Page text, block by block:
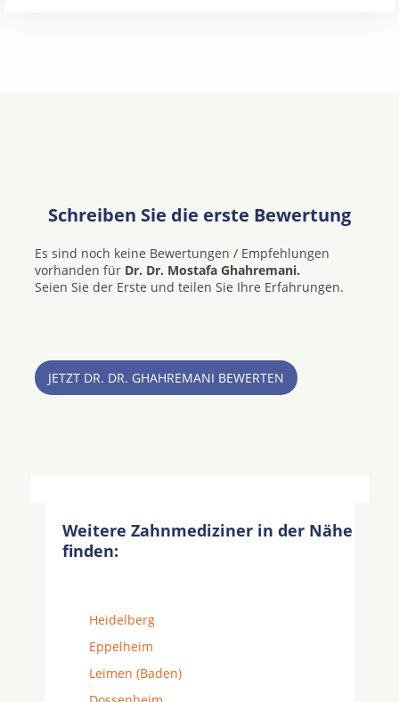
Schreiben Sie die erste Bewertung
Es sind noch keine Bewertungen / Empfehlungen
vorhanden für Dr. Dr. Mostafa Ghahremani.
Seien Sie der Erste und teilen Sie Ihre Erfahrungen.
JETZT DR. DR. GHAHREMANI BEWERTEN
Weitere Zahnmediziner in der Nähe
finden:
Heidelberg
Eppelheim
Leimen (Baden)